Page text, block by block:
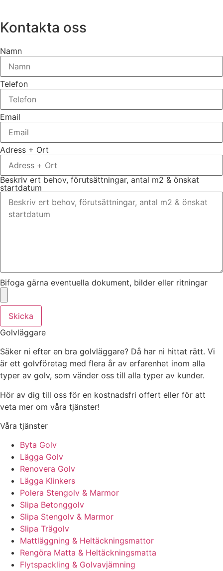
Kontakta oss
Namn
Telefon
Email
Adress + Ort
Beskriv ert behov, förutsättningar, antal m2 & önskat
startdatum
Bifoga gärna eventuella dokument, bilder eller ritningar
Skicka
Golvläggare
Säker ni efter en bra golvläggare? Då har ni hittat rätt. Vi
är ett golvföretag med flera år av erfarenhet inom alla
typer av golv, som vänder oss till alla typer av kunder.
Hör av dig till oss för en kostnadsfri offert eller för att
veta mer om våra tjänster!
Våra tjänster
Byta Golv
Lägga Golv
Renovera Golv
Lägga Klinkers
Polera Stengolv & Marmor
Slipa Betonggolv
Slipa Stengolv & Marmor
Slipa Trägolv
Mattläggning & Heltäckningsmattor
Rengöra Matta & Heltäckningsmatta
Flytspackling & Golvavjämning